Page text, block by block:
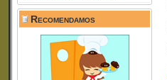
Recomendamos